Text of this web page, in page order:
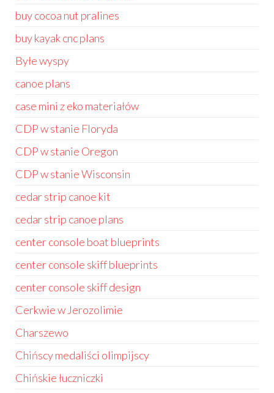
buy cocoa nut pralines
buy kayak cnc plans
Byłe wyspy
canoe plans
case mini z eko materiałów
CDP w stanie Floryda
CDP w stanie Oregon
CDP w stanie Wisconsin
cedar strip canoe kit
cedar strip canoe plans
center console boat blueprints
center console skiff blueprints
center console skiff design
Cerkwie w Jerozolimie
Charszewo
Chińscy medaliści olimpijscy
Chińskie łuczniczki